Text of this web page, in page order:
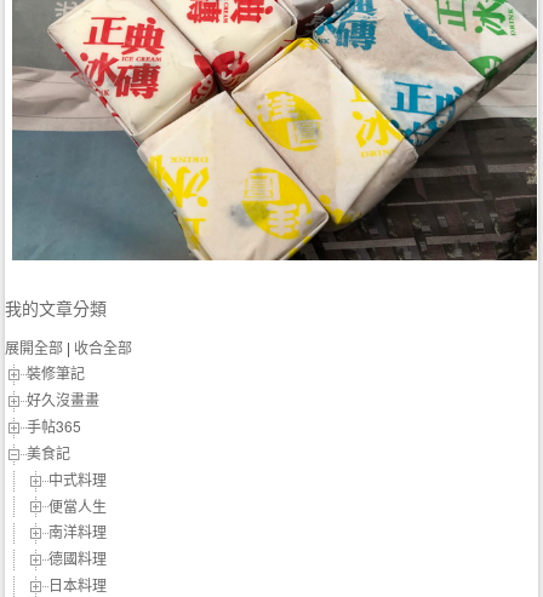
我的文章分類
展開全部 | 收合全部
裝修筆記
好久沒畫畫
手帖365
美食記
中式料理
便當人生
南洋料理
德國料理
日本料理